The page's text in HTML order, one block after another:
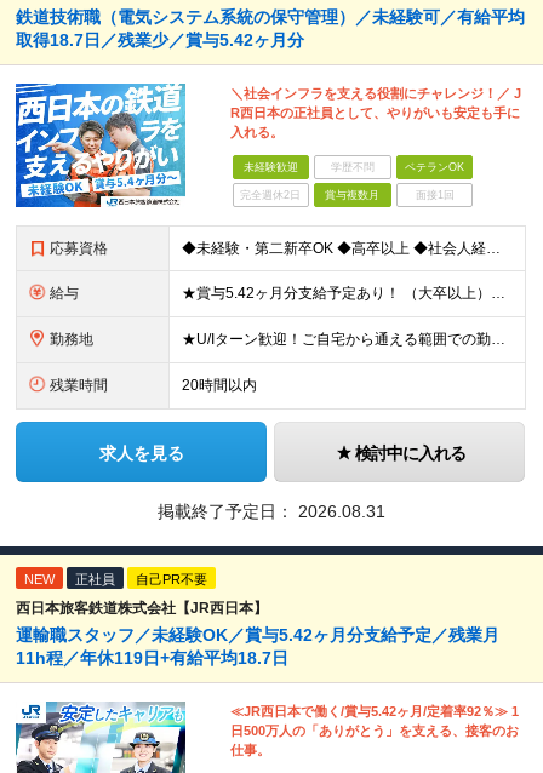
鉄道技術職（電気システム系統の保守管理）／未経験可／有給平均
取得18.7日／残業少／賞与5.42ヶ月分
＼社会インフラを支える役割にチャレンジ！／ J
R西日本の正社員として、やりがいも安定も手に
入れる。
未経験歓迎 学歴不問 ベテランOK
完全週休2日 賞与複数月 面接1回
応募資格 ◆未経験・第二新卒OK ◆高卒以上 ◆社会人経験（就労経験）がある方 └業界・ポジション・年数不問 〈20～30代の社員が多数活躍中！〉 若手からベテランまで、さまざまな方が在籍。 前職経験を活かし
給与 ★賞与5.42ヶ月分支給予定あり！ （大卒以上）月給24万1,692円～39万5,780円＋各種手当＋賞与2回 （高卒以上）月給22万2,662円～39万5,780円＋各種手当＋賞与2回 ※上記は
勤務地 ★U/Iターン歓迎！ご自宅から通える範囲での勤務となります ★JR西日本本社（大阪市北区）または、当社事業エリア内（北陸から北九州まで）の各支社で勤務 ※関西に本社あり※ 〈近畿エリア〉 三重県（
残業時間 20時間以内
求人を見る 検討中に入れる
掲載終了予定日： 2026.08.31
NEW 正社員 自己PR不要
西日本旅客鉄道株式会社【JR西日本】
運輸職スタッフ／未経験OK／賞与5.42ヶ月分支給予定／残業月
11h程／年休119日+有給平均18.7日
≪JR西日本で働く/賞与5.42ヶ月/定着率92％≫ 1
日500万人の「ありがとう」を支える、接客のお
仕事。